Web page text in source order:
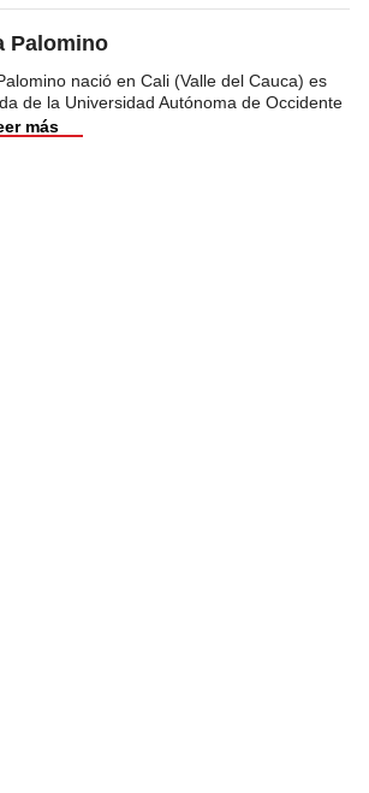
Palomino
nació en Cali (Valle del Cauca) es
de la Universidad Autónoma de Occidente
más